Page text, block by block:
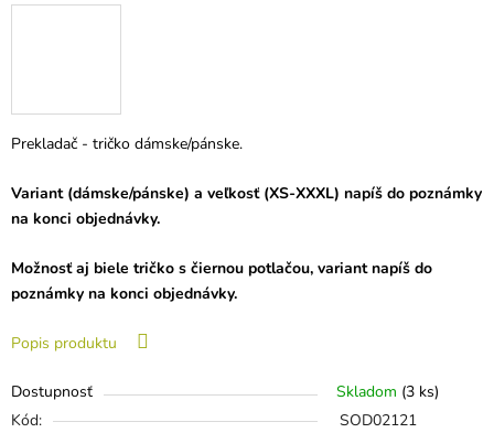
Prekladač - tričko dámske/pánske.
Variant (dámske/pánske) a veľkosť (XS-XXXL) napíš do poznámky
na konci objednávky.
Možnosť aj biele tričko s čiernou potlačou, variant napíš do
poznámky na konci objednávky.
Popis produktu
Dostupnosť Skladom (3 ks)
Kód:
SOD02121